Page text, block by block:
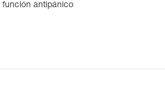
función antipánico